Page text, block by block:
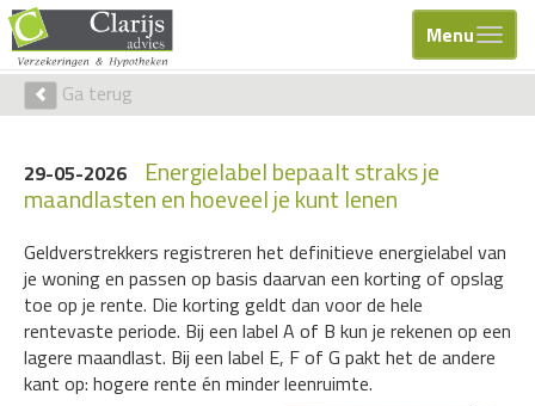
Menu
Ga terug
29-05-2026 Energielabel bepaalt straks je
maandlasten en hoeveel je kunt lenen
Geldverstrekkers registreren het definitieve energielabel van
je woning en passen op basis daarvan een korting of opslag
toe op je rente. Die korting geldt dan voor de hele
rentevaste periode. Bij een label A of B kun je rekenen op een
lagere maandlast. Bij een label E, F of G pakt het de andere
kant op: hogere rente én minder leenruimte.